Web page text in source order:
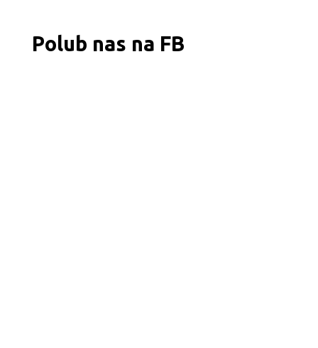
Polub nas na FB